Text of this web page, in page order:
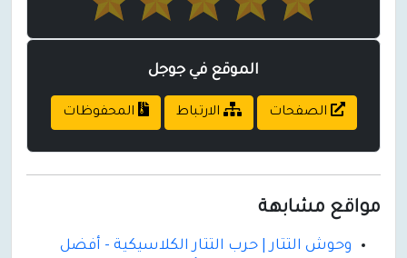
الموقع في جوجل
الصفحات الارتباط المحفوظات
مواقع مشابهة
وحوش التتار | حرب التتار الكلاسيكية - أفضل